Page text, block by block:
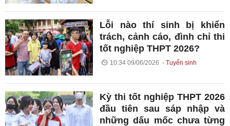
Lỗi nào thí sinh bị khiển
trách, cảnh cáo, đình chỉ thi
tốt nghiệp THPT 2026?
10:34 09/06/2026 Tuyển sinh
Kỳ thi tốt nghiệp THPT 2026
đầu tiên sau sáp nhập và
những dấu mốc chưa từng